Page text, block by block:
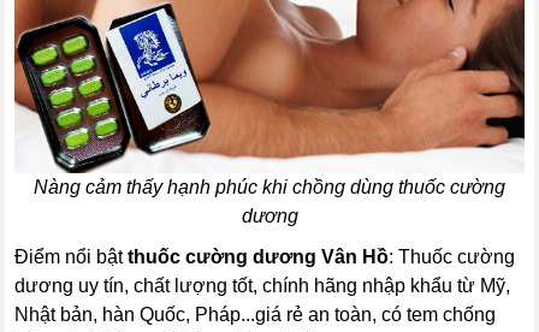
Nàng cảm thấy hạnh phúc khi chồng dùng thuốc cường
dương
Điểm nổi bậtthuốc cường dương Vân Hồ: Thuốc cường
dương uy tín, chất lượng tốt, chính hãng nhập khẩu từ Mỹ,
Nhật bản, hàn Quốc, Pháp...giá rẻ an toàn, có tem chống